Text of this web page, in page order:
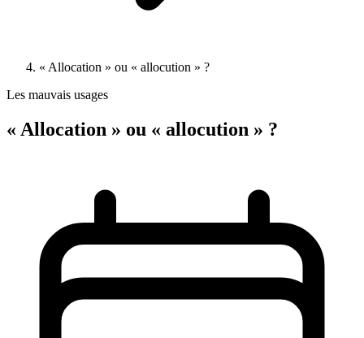
« Allocation » ou « allocution » ?
Les mauvais usages
« Allocation » ou « allocution » ?